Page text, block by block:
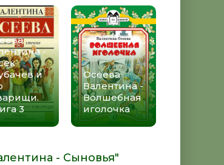
-
и
3
Осеева
Валентина -
Волшебная
иголочка
- Сыновья"